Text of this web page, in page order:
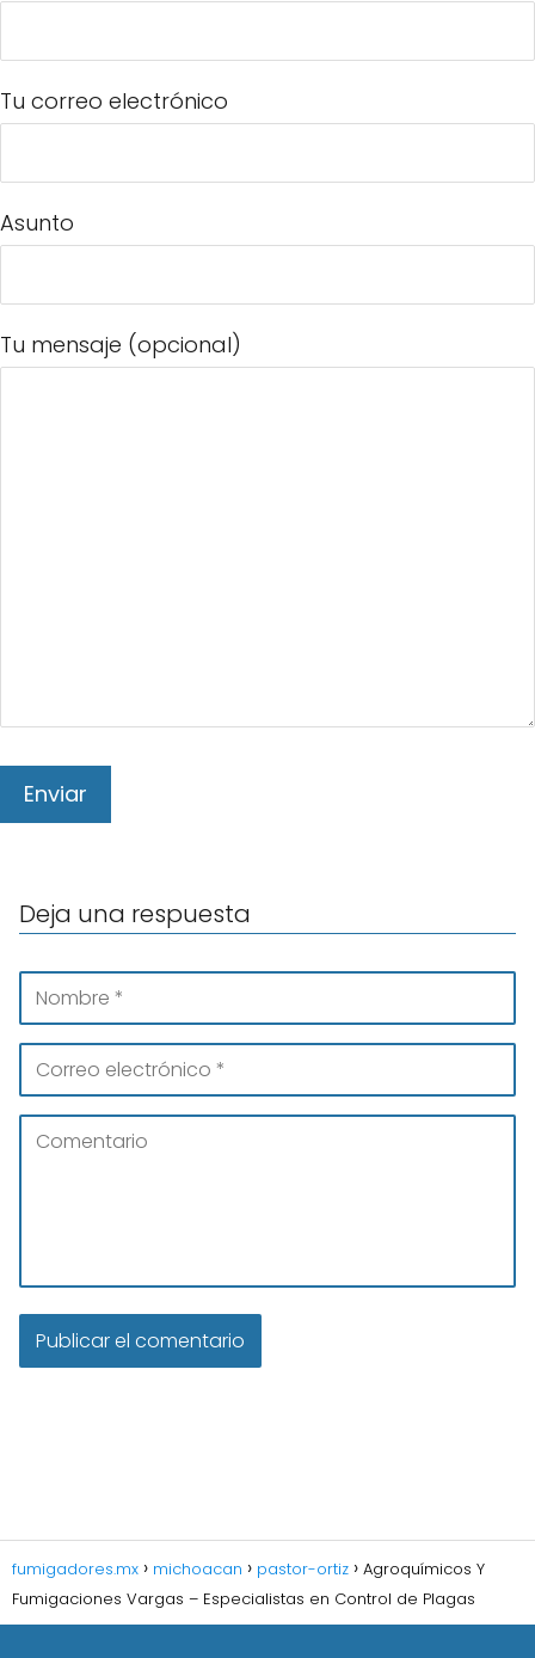
Tu correo electrónico
Asunto
Tu mensaje (opcional)
Deja una respuesta
fumigadores.mx michoacan pastor-ortiz
Agroquímicos Y
Fumigaciones Vargas – Especialistas en Control de Plagas